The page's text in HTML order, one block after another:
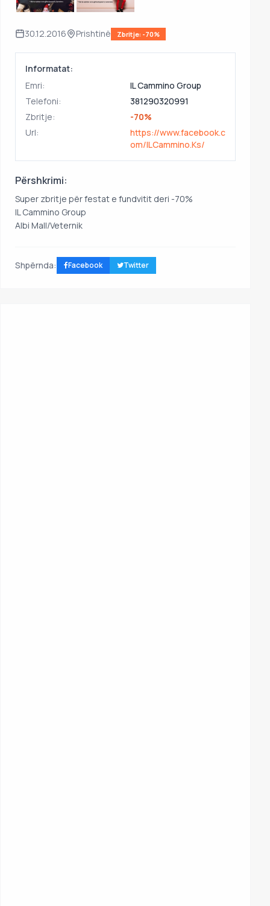
30.12.2016 Prishtinë Zbritje: -70%
Informatat:
Emri:
IL Cammino Group
Telefoni:
381290320991
Zbritje:
-70%
Url:
https://www.facebook.c
om/ILCammino.Ks/
Përshkrimi:
Super zbritje për festat e fundvitit deri -70%
IL Cammino Group
Albi Mall/Veternik
Shpërnda: Facebook Twitter